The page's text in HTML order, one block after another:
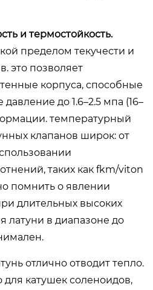
и термостойкость.
пределом текучести и
это позволяет
корпуса, способные
до 1.6–2.5 мпа (16–
температурный
клапанов широк: от
таких как fkm/viton
помнить о явлении
длительных высоких
латуни в диапазоне до
отлично отводит тепло.
для катушек соленоидов,